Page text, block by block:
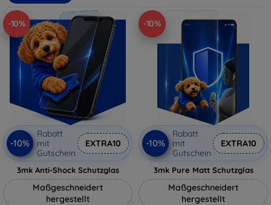
-10%
-10%
Rabatt
mit
Gutschein
EXTRA10
3mk Anti-Shock Schutzglas
Maßgeschneidert
hergestellt
-10%
-10%
Rabatt
mit
Gutschein
EXTRA10
3mk Pure Matt Schutzglas
Maßgeschneidert
hergestellt